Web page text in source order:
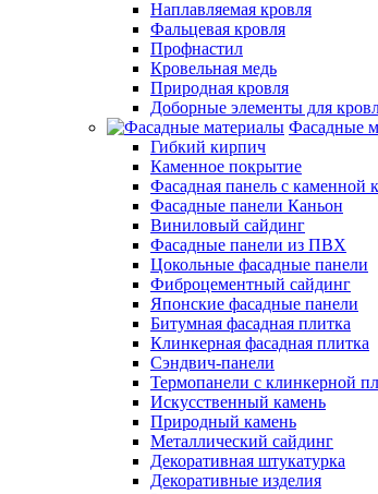
Наплавляемая кровля
Фальцевая кровля
Профнастил
Кровельная медь
Природная кровля
Доборные элементы для
Фасадные
Гибкий кирпич
Каменное покрытие
Фасадная панель с каменной
Фасадные панели Каньон
Виниловый сайдинг
Фасадные панели из ПВХ
Цокольные фасадные панели
Фиброцементный сайдинг
Японские фасадные панели
Битумная фасадная плитка
Клинкерная фасадная плитка
Сэндвич-панели
Термопанели с клинкерной
Искусственный камень
Природный камень
Металлический сайдинг
Декоративная штукатурка
Декоративные изделия